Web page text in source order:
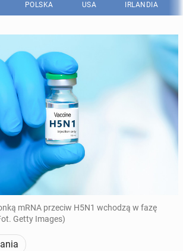
POLSKA USA IRLANDIA
mRNA przeciw H5N1 wchodzą w fazę
Getty Images)